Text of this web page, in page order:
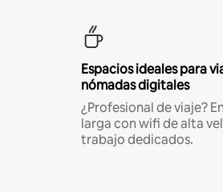
Espacios ideales para
nómadas digitales
¿Profesional de viaje?
larga con wifi de alta
trabajo dedicados.